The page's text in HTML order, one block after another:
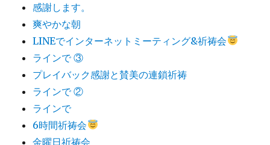
感謝します。
爽やかな朝
LINEでインターネットミーティング&祈祷会
ラインで ③
プレイバック感謝と賛美の連鎖祈祷
ラインで ②
ラインで
6時間祈祷会
金曜日祈祷会